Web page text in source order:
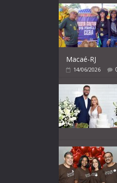
Macaé-RJ
14/06/2026